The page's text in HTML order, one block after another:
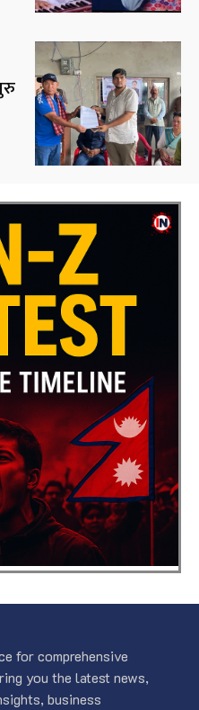
for comprehensive
you the latest news,
business